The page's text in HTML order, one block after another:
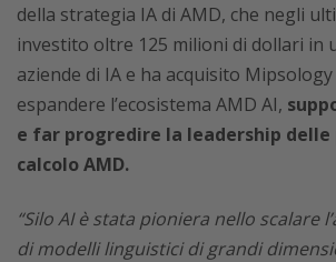
della strategia IA di AMD, che negli
investito oltre 125 milioni di dollari in
aziende di IA e ha acquisito
espandere l’ecosistema AMD AI,
e far progredire la leadership
calcolo AMD.
“Silo AI è stata pioniera nello scalare
di modelli linguistici di grandi